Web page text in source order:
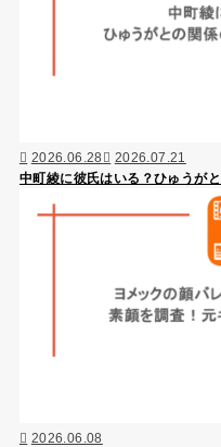
2026.06.28 2026.07.21
中町綾に彼氏はいる？ひゅうが
2026.06.08